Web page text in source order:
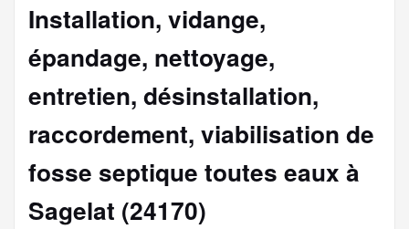
Installation, vidange,
épandage, nettoyage,
entretien, désinstallation,
raccordement, viabilisation de
fosse septique toutes eaux à
Sagelat (24170)